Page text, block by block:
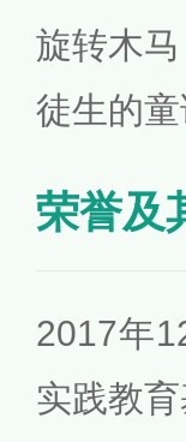
旋转木
徒生的童
荣誉及
2017年
实践教育